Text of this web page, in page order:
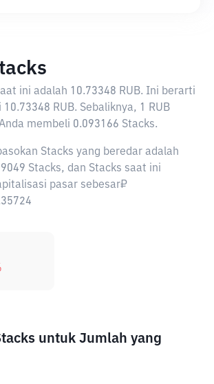
ini adalah 10.73348 RUB. Ini berarti
RUB. Sebaliknya, 1 RUB
membeli 0.093166 Stacks.
Stacks yang beredar adalah
Stacks, dan Stacks saat ini
pasar sebesar₽
untuk Jumlah yang